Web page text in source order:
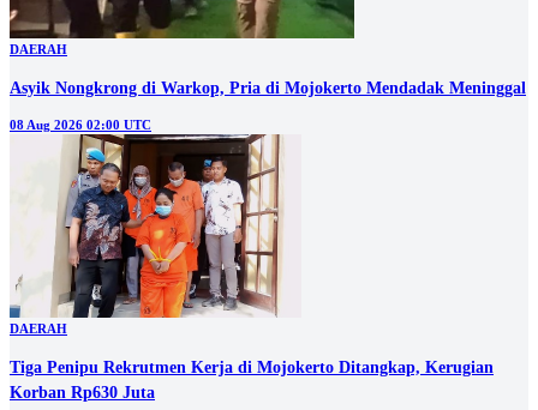
DAERAH
Asyik Nongkrong di Warkop, Pria di Mojokerto Mendadak Meninggal
08 Aug 2026 02:00 UTC
DAERAH
Tiga Penipu Rekrutmen Kerja di Mojokerto Ditangkap, Kerugian
Korban Rp630 Juta